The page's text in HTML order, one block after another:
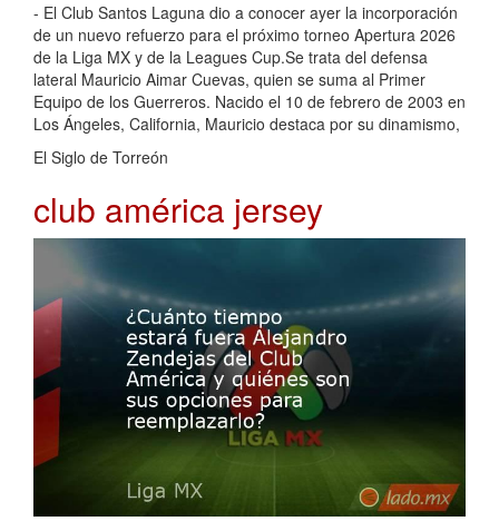
- El Club Santos Laguna dio a conocer ayer la incorporación
de un nuevo refuerzo para el próximo torneo Apertura 2026
de la Liga MX y de la Leagues Cup.Se trata del defensa
lateral Mauricio Aimar Cuevas, quien se suma al Primer
Equipo de los Guerreros. Nacido el 10 de febrero de 2003 en
Los Ángeles, California, Mauricio destaca por su dinamismo,
El Siglo de Torreón
club américa jersey